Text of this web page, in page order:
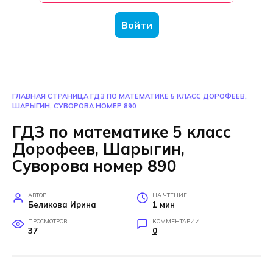
Войти
ГЛАВНАЯ СТРАНИЦА ГДЗ ПО МАТЕМАТИКЕ 5 КЛАСС ДОРОФЕЕВ,
ШАРЫГИН, СУВОРОВА НОМЕР 890
ГДЗ по математике 5 класс
Дорофеев, Шарыгин,
Суворова номер 890
АВТОР
Беликова Ирина
НА ЧТЕНИЕ
1 мин
ПРОСМОТРОВ
37
КОММЕНТАРИИ
0